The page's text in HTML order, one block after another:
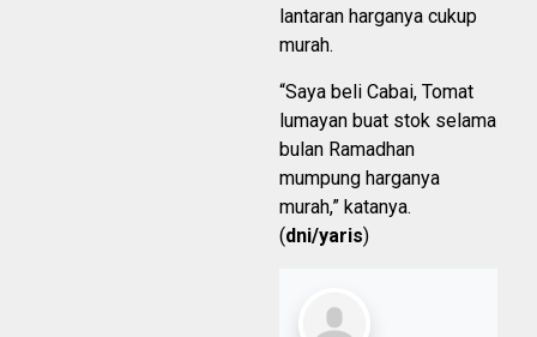
lantaran harganya cukup
murah.
“Saya beli Cabai, Tomat
lumayan buat stok selama
bulan Ramadhan
mumpung harganya
murah,” katanya.
(dni/yaris)